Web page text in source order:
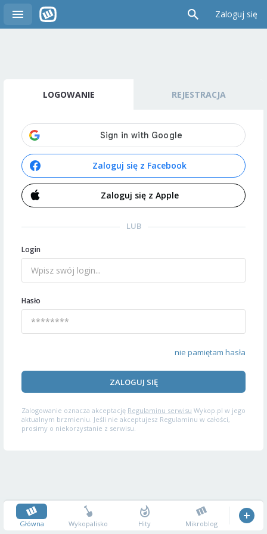
Zaloguj się
LOGOWANIE REJESTRACJA
Zaloguj się z Facebook
Zaloguj się z Apple
LUB
Login
Hasło
nie pamiętam hasła
ZALOGUJ SIĘ
Zalogowanie oznacza akceptację Regulaminu serwisu Wykop.pl w jego
aktualnym brzmieniu. Jeśli nie akceptujesz Regulaminu w całości,
prosimy o niekorzystanie z serwisu.
Główna Wykopalisko Hity Mikroblog